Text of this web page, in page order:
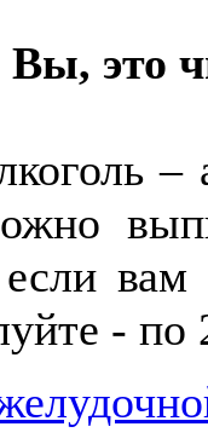
Вы, это
–
вам
- по